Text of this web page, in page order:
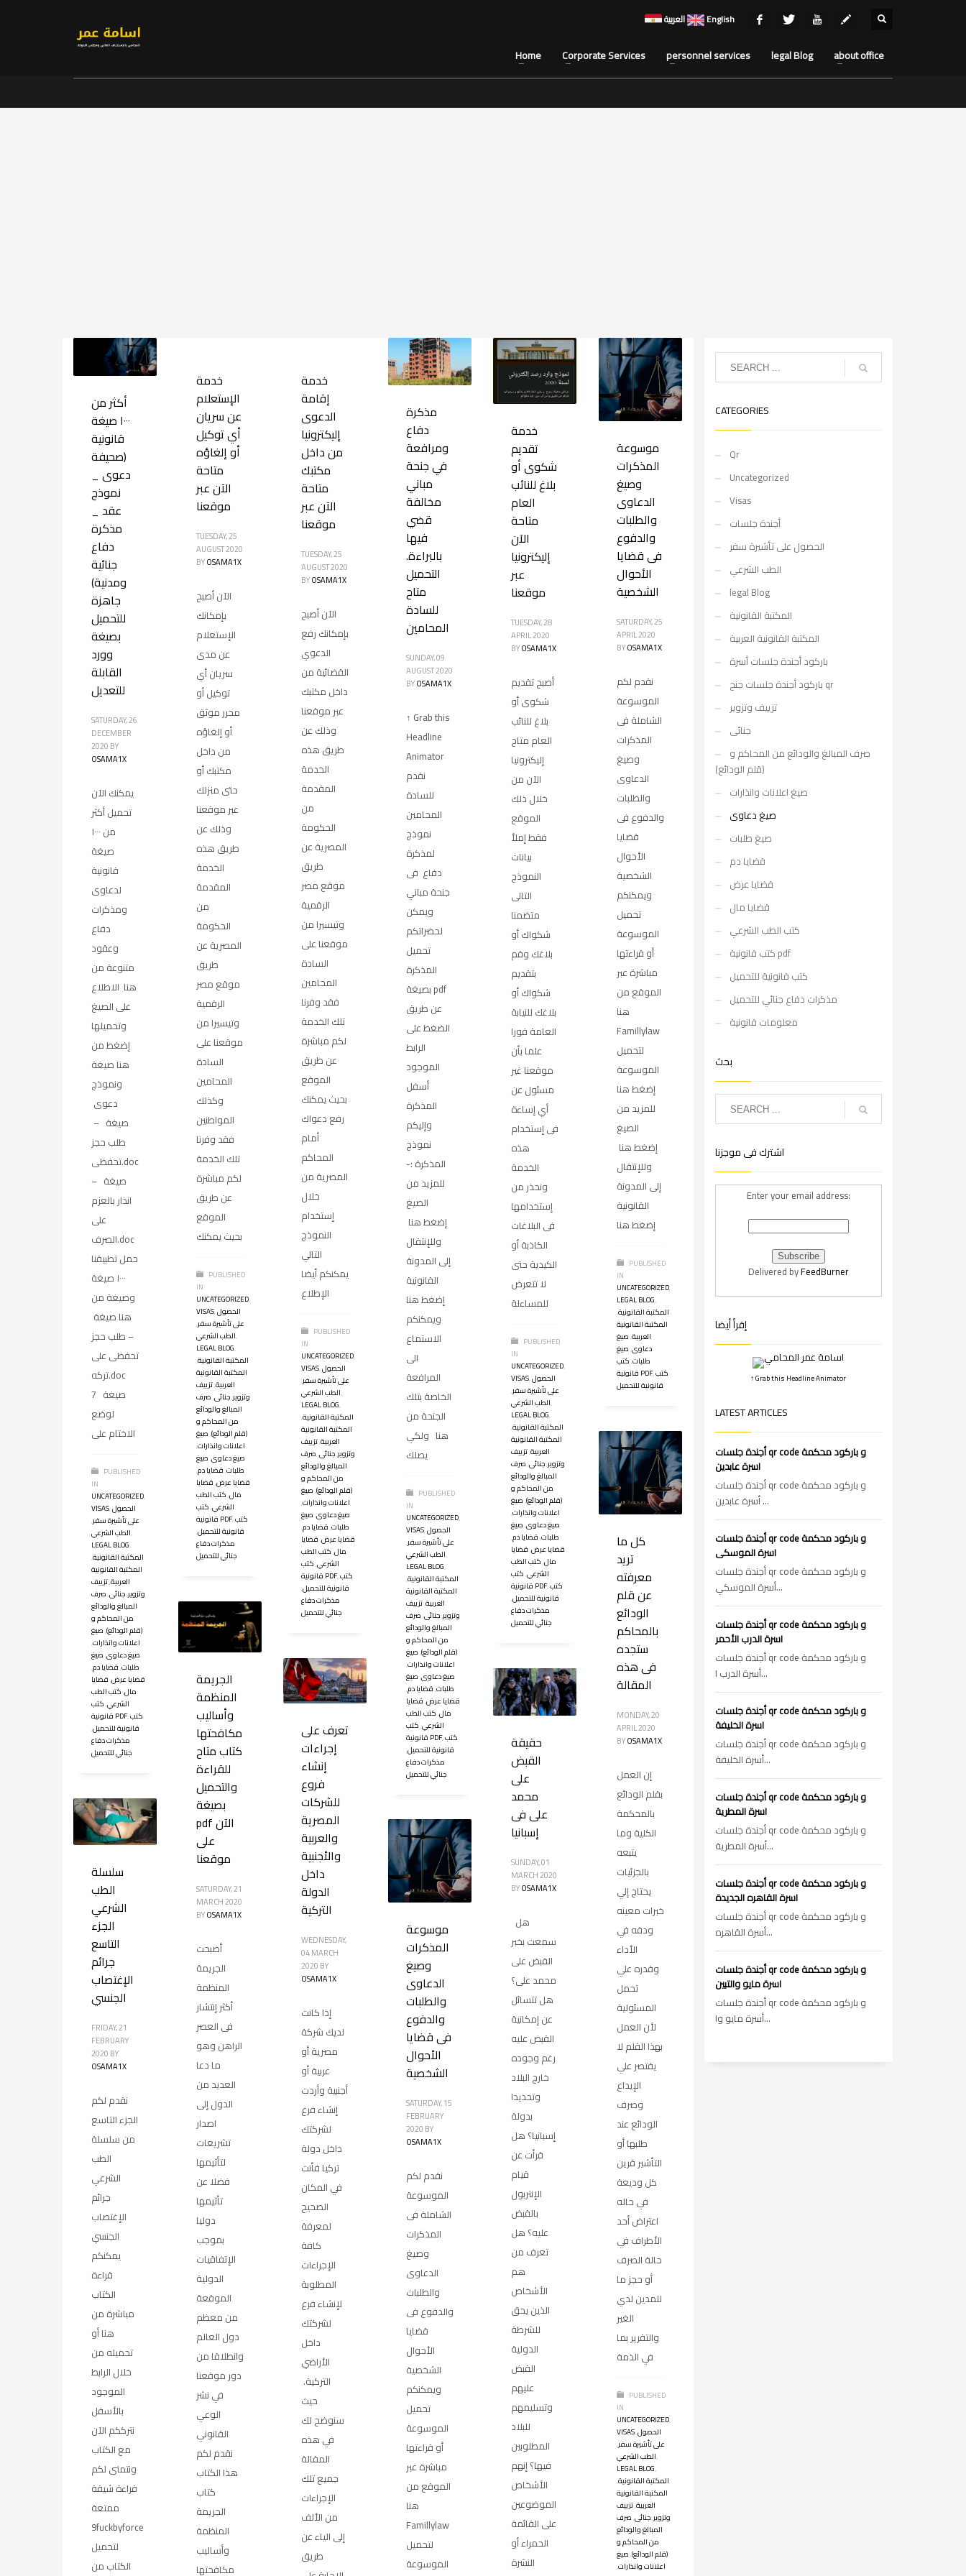
English
Home Corporate Services personnel services legal Blog about office
أكثر من
١٠٠٠ صيغة
قانونية
(صحيفة
دعوى _
نموذج
عقد _
مذكرة
دفاع
جنائية
ومدنية)
جاهزة
للتحميل
بصيغة
وورد
القابلة
للتعديل
SATURDAY, 26
DECEMBER
2020 BY
OSAMA1X
يمكنك الآن
تحميل أكثر
من ١٠٠٠
صيغة
قانونية
لدعاوى
ومذكرات
دفاع
وعقود
متنوعة من
هنا الاطلاع
على الصيغ
وتحميلها
إضغط من
هنا صيغة
ونموذج
دعوى
صيغة –
طلب حجز
تحفظى.doc
صيغة –
انذار بالعزم
على
الصرف.doc
حمل تطبيقنا
١٠٠٠ صيغة
وصيغة من
هنا صيغة
– طلب حجز
تحفظى على
تركه.doc
صيغة 7
لوضع
الاختام على
PUBLISHED
IN
UNCATEGORIZED,
VISAS,الحصول
على تأشيرة سفر,
الطب الشرعي,
LEGAL BLOG,
المكتبة القانونية,
المكتبة القانونية
العربية,تزييف
وتزوير,جنائى,صرف
المبالغ والودائع
من المحاكم و
(قلم الودائع),صيغ
اعلانات وانذارات,
صيغ دعاوى,صيغ
طلبات,قضايا دم,
قضايا عرض,قضايا
مال,كتب الطب
الشرعي,كتب
قانونية PDF,كتب
قانونية للتحميل,
مذكرات دفاع
جنائي للتحميل
خدمة
الإستعلام
عن سريان
أي توكيل
أو إلغاؤه
متاحة
الآن عبر
موقعنا
TUESDAY, 25
AUGUST 2020
BYOSAMA1X
الآن أصبح
بإمكانك
الإستعلام
عن مدى
سريان أي
توكيل أو
محرر موثق
أو إلغاؤه
من داخل
مكتبك أو
حتى منزلك
عبر موقعنا
وذلك عن
طريق هذه
الخدمة
المقدمة
من
الحكومة
المصرية عن
طريق
موقع مصر
الرقمية
وتيسيرا من
موقعنا على
السادة
المحامين
وكذلك
المواطنين
فقد وفرنا
تلك الخدمة
لكم مباشرة
عن طريق
الموقع
بحيث يمكنك
PUBLISHED
IN
UNCATEGORIZED,
VISAS,الحصول
على تأشيرة سفر,
الطب الشرعي,
LEGAL BLOG,
المكتبة القانونية,
المكتبة القانونية
العربية,تزييف
وتزوير,جنائى,صرف
المبالغ والودائع
من المحاكم و
(قلم الودائع),صيغ
اعلانات وانذارات,
صيغ دعاوى,صيغ
طلبات,قضايا دم,
قضايا عرض,قضايا
مال,كتب الطب
الشرعي,كتب
قانونية PDF,كتب
قانونية للتحميل,
مذكرات دفاع
جنائي للتحميل
خدمة
إقامة
الدعوى
إليكترونيا
من داخل
مكتبك
متاحة
الآن عبر
موقعنا
TUESDAY, 25
AUGUST 2020
BYOSAMA1X
الآن أصبح
بإمكانك رفع
الدعوي
القضائية من
داخل مكتبك
عبر موقعنا
وذلك عن
طريق هذه
الخدمة
المقدمة
من
الحكومة
المصرية عن
طريق
موقع مصر
الرقمية
وتيسيرا من
موقعنا على
السادة
المحامين
فقد وفرنا
تلك الخدمة
لكم مباشرة
عن طريق
الموقع
بحيث يمكنك
رفع دعواك
أمام
المحاكم
المصرية من
خلال
إستخدام
النموذج
التالي
يمكنكم أيضا
الإطلاع
PUBLISHED
IN
UNCATEGORIZED,
VISAS,الحصول
على تأشيرة سفر,
الطب الشرعي,
LEGAL BLOG,
المكتبة القانونية,
المكتبة القانونية
العربية,تزييف
وتزوير,جنائى,صرف
المبالغ والودائع
من المحاكم و
(قلم الودائع),صيغ
اعلانات وانذارات,
صيغ دعاوى,صيغ
طلبات,قضايا دم,
قضايا عرض,قضايا
مال,كتب الطب
الشرعي,كتب
قانونية PDF,كتب
قانونية للتحميل,
مذكرات دفاع
جنائي للتحميل
مذكرة
دفاع
ومرافعة
في جنحة
مباني
مخالفة
قضي
فيها
بالبراءة.
التحميل
متاح
للسادة
المحامين
SUNDAY, 09
AUGUST 2020
BYOSAMA1X
↑ Grab this
Headline
Animator
نقدم
للسادة
المحامين
نموذج
لمذكرة
دفاع فى
جنحة مباني
ويمكن
لحضراتكم
تحميل
المذكرة
بصيغة pdf
عن طريق
الضغط على
الرابط
الموجود
أسفل
المذكرة
وإليكم
نموذج
المذكرة :-
للمزيد من
الصيغ
إضغط هنا
وللإنتقال
إلى المدونة
القانونية
إضغط هنا
ويمكنكم
الاستماع
الى
المرافعة
الخاصة بتلك
الجنحة من
هنا ولكي
يصلك
PUBLISHED
IN
UNCATEGORIZED,
VISAS,الحصول
على تأشيرة سفر,
الطب الشرعي,
LEGAL BLOG,
المكتبة القانونية,
المكتبة القانونية
العربية,تزييف
وتزوير,جنائى,صرف
المبالغ والودائع
من المحاكم و
(قلم الودائع),صيغ
اعلانات وانذارات,
صيغ دعاوى,صيغ
طلبات,قضايا دم,
قضايا عرض,قضايا
مال,كتب الطب
الشرعي,كتب
قانونية PDF,كتب
قانونية للتحميل,
مذكرات دفاع
جنائي للتحميل
خدمة
تقديم
شكوى أو
بلاغ للنائب
العام
متاحة
الآن
إليكترونيا
عبر
موقعنا
TUESDAY, 28
APRIL 2020
BYOSAMA1X
أصبح تقديم
شكوى أو
بلاغ للنائب
العام متاح
إليكترونيا
الآن من
خلال ذلك
الموقع
فقط إملأ
بيانات
النموذج
التالى
متضمنا
شكواك أو
بلاغك وقم
بتقديم
شكواك أو
بلاغك للنيابة
العامة فورا
علما بأن
موقعنا غير
مسئول عن
أي إساءة
فى إستخدام
هذه
الخدمة
ونحذر من
إستخدامها
فى البلاغات
الكاذبة أو
الكيدية حتى
لا تتعرض
للمساءلة
PUBLISHED
IN
UNCATEGORIZED,
VISAS,الحصول
على تأشيرة سفر,
الطب الشرعي,
LEGAL BLOG,
المكتبة القانونية,
المكتبة القانونية
العربية,تزييف
وتزوير,جنائى,صرف
المبالغ والودائع
من المحاكم و
(قلم الودائع),صيغ
اعلانات وانذارات,
صيغ دعاوى,صيغ
طلبات,قضايا دم,
قضايا عرض,قضايا
مال,كتب الطب
الشرعي,كتب
قانونية PDF,كتب
قانونية للتحميل,
مذكرات دفاع
جنائي للتحميل
موسوعة
المذكرات
وصيغ
الدعاوى
والطلبات
والدفوع
فى قضايا
الأحوال
الشخصية
SATURDAY, 25
APRIL 2020
BYOSAMA1X
نقدم لكم
الموسوعة
الشاملة فى
المذكرات
وصيغ
الدعاوى
والطلبات
والدفوع فى
قضايا
الأحوال
الشخصية
ويمكنكم
تحميل
الموسوعة
أو قراءتها
مباشرة عبر
الموقع من
هنا
Famillylaw
لتحميل
الموسوعة
إضغط هنا
للمزيد من
الصيغ
إضغط هنا
وللإنتقال
إلى المدونة
القانونية
إضغط هنا
PUBLISHED
IN
UNCATEGORIZED,
LEGAL BLOG,
المكتبة القانونية,
المكتبة القانونية
العربية,صيغ
دعاوى,صيغ
طلبات,كتب
قانونية PDF,كتب
قانونية للتحميل
كل ما
تريد
معرفته
عن قلم
الودائع
بالمحاكم
ستجده
فى هذه
المقالة
MONDAY, 20
APRIL 2020
BYOSAMA1X
إن العمل
بقلم الودائع
بالمحكمة
الكلية وما
يتبعه
بالجزئيات
يحتاج إلي
خبرات معينه
ودقه في
الأداء
وقدره علي
تحمل
المسئولية
لأن العمل
بهذا القلم لا
يقتصر علي
الإيداع
وصرف
الودائع عند
طلبها أو
التأشير قرين
كل وديعة
في حاله
اعتراض أحد
الأطراف في
حالة الصرف
أو حجز ما
للمدين لدي
الغير
والتقرير بما
في الذمة
PUBLISHED
IN
UNCATEGORIZED,
VISAS,الحصول
على تأشيرة سفر,
الطب الشرعي,
LEGAL BLOG,
المكتبة القانونية,
المكتبة القانونية
العربية,تزييف
وتزوير,جنائى,صرف
المبالغ والودائع
من المحاكم و
(قلم الودائع),صيغ
اعلانات وانذارات,
الجريمة
المنظمة
وأساليب
مكافحتها
كتاب متاح
للقراءة
والتحميل
بصيغة
pdf الآن
على
موقعنا
SATURDAY, 21
MARCH 2020
BYOSAMA1X
أصبحت
الجريمة
المنظمة
أكثر إنتشار
فى العصر
الراهن وهو
ما دعا
العديد من
الدول إلى
اصدار
تشريعات
لتأثيمها
فضلا عن
تأثيمها
دوليا
بموجب
الإتفاقيات
الدولية
الموقعة
من معظم
دول العالم
وانطلاقا من
دور موقعنا
في نشر
الوعي
القانوني
نقدم لكم
هذا الكتاب
كتاب
الجريمة
المنظمة
وأساليب
مكافحتها
تعرف على
إجراءات
إنشاء
فروع
للشركات
المصرية
والعربية
والأجنبية
داخل
الدولة
التركية
WEDNESDAY,
04 MARCH
2020 BY
OSAMA1X
إذا كانت
لديك شركة
مصرية أو
عربية أو
أجنبية وأردت
إنشاء فرع
لشركتك
داخل دولة
تركيا فأنت
في المكان
الصحيح
لمعرفة
كافة
الإجراءات
المطلوبة
لإنشاء فرع
لشركتك
داخل
الأراضي
التركية.
حيث
سنوضح لك
في هذه
المقالة
جميع تلك
الإجراءات
من الألف
إلى الياء عن
طريق
حقيقة
القبض
على
محمد
على فى
إسبانيا
SUNDAY, 01
MARCH 2020
BYOSAMA1X
سمعت بخبر
القبض على
محمد على؟
هل تتسائل
عن إمكانية
القبض عليه
رغم وجوده
خارج البلاد
وتحديدا
بدولة
إسبانيا؟ هل
قرأت عن
قيام
الإنتربول
بالقبض
عليه؟ هل
تعرف من
هم
الأشخاص
الذين يحق
للشرطة
الدولية
القبض
عليهم
وتسليمهم
للبلاد
المطلوبين
فيها؟ إنهم
الأشخاص
الموضوعين
على القائمة
الحمراء أو
النشرة
سلسلة
الطب
الشرعي
الجزء
التاسع
جرائم
الإغتصاب
الجنسي
FRIDAY, 21
FEBRUARY
2020 BY
OSAMA1X
نقدم لكم
الجزء التاسع
من سلسلة
الطب
الشرعي
جرائم
الإغتصاب
الجنسي
يمكنكم
قراءة
الكتاب
مباشرة من
هنا أو
تحميله من
خلال الرابط
الموجود
بالأسفل
نترككم الآن
مع الكتاب
ونتمنى لكم
قراءة شيقة
ممتعة
9fuckbyforce
لتحميل
الكتاب من
موسوعة
المذكرات
وصيغ
الدعاوى
والطلبات
والدفوع
فى قضايا
الأحوال
الشخصية
SATURDAY, 15
FEBRUARY
2020 BY
OSAMA1X
نقدم لكم
الموسوعة
الشاملة فى
المذكرات
وصيغ
الدعاوى
والطلبات
والدفوع فى
قضايا
الأحوال
الشخصية
ويمكنكم
تحميل
الموسوعة
أو قراءتها
مباشرة عبر
الموقع من
هنا
Famillylaw
لتحميل
الموسوعة
CATEGORIES
Qr
Uncategorized
Visas
أجندة جلسات
الحصول على تأشيرة سفر
الطب الشرعي
legal Blog
المكتبة القانونية
المكتبة القانونية العربية
باركود أجندة جلسات أسرة
باركود أجندة جلسات جنح qr
تزييف وتزوير
جنائى
صرف المبالغ والودائع من المحاكم و
(قلم الودائع)
صيغ اعلانات وانذارات
صيغ دعاوى
صيغ طلبات
قضايا دم
قضايا عرض
قضايا مال
كتب الطب الشرعي
كتب قانونية pdf
كتب قانونية للتحميل
مذكرات دفاع جنائي للتحميل
معلومات قانونية
بحث
اشترك فى موجزنا
Enter your email address:
Delivered byFeedBurner
إقرأ أيضا
↑ Grab this Headline Animator
LATEST ARTICLES
أجندة جلسات qr code و باركود محكمة
اسرة عابدين
أجندة جلسات qr code و باركود محكمة
أسرة عابدين ...
أجندة جلسات qr code و باركود محكمة
اسرة الموسكى
أجندة جلسات qr code و باركود محكمة
أسرة الموسكي...
أجندة جلسات qr code و باركود محكمة
اسرة الدرب الأحمر
أجندة جلسات qr code و باركود محكمة
أسرة الدرب ا...
أجندة جلسات qr code و باركود محكمة
اسرة الخليفة
أجندة جلسات qr code و باركود محكمة
أسرة الخليفة...
أجندة جلسات qr code و باركود محكمة
اسرة المطرية
أجندة جلسات qr code و باركود محكمة
أسرة المطرية...
أجندة جلسات qr code و باركود محكمة
اسرة القاهره الجديدة
أجندة جلسات qr code و باركود محكمة
أسرة القاهره...
أجندة جلسات qr code و باركود محكمة
اسرة مايو والتبين
أجندة جلسات qr code و باركود محكمة
أسرة مايو وا...